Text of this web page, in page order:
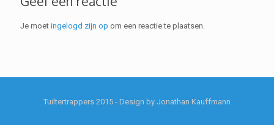
Je moet ingelogd zijn op om een reactie te plaatsen.
Tuiltertrappers 2015 - Design by Jonathan Kauffmann